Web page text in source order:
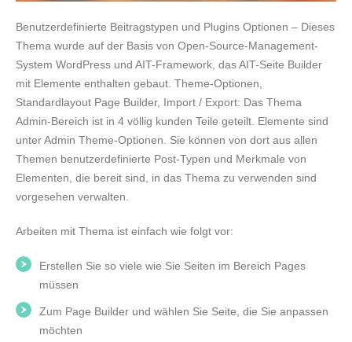
Benutzerdefinierte Beitragstypen und Plugins Optionen – Dieses
Thema wurde auf der Basis von Open-Source-Management-
System WordPress und AIT-Framework, das AIT-Seite Builder
mit Elemente enthalten gebaut. Theme-Optionen,
Standardlayout Page Builder, Import / Export: Das Thema
Admin-Bereich ist in 4 völlig kunden Teile geteilt. Elemente sind
unter Admin Theme-Optionen. Sie können von dort aus allen
Themen benutzerdefinierte Post-Typen und Merkmale von
Elementen, die bereit sind, in das Thema zu verwenden sind
vorgesehen verwalten.
Arbeiten mit Thema ist einfach wie folgt vor:
Erstellen Sie so viele wie Sie Seiten im Bereich Pages
müssen
Zum Page Builder und wählen Sie Seite, die Sie anpassen
möchten